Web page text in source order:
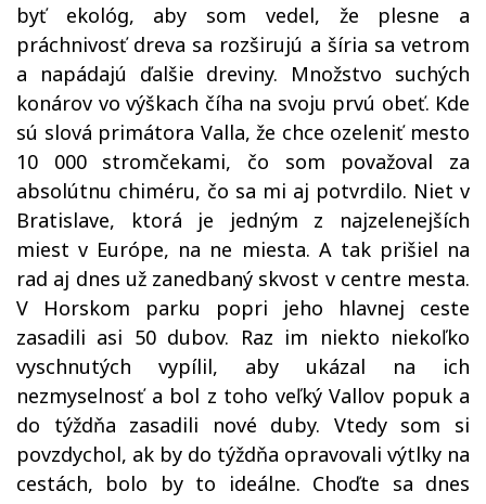
byť ekológ, aby som vedel, že plesne a
práchnivosť dreva sa rozširujú a šíria sa vetrom
a napádajú ďalšie dreviny. Množstvo suchých
konárov vo výškach číha na svoju prvú obeť. Kde
sú slová primátora Valla, že chce ozeleniť mesto
10 000 stromčekami, čo som považoval za
absolútnu chiméru, čo sa mi aj potvrdilo. Niet v
Bratislave, ktorá je jedným z najzelenejších
miest v Európe, na ne miesta. A tak prišiel na
rad aj dnes už zanedbaný skvost v centre mesta.
V Horskom parku popri jeho hlavnej ceste
zasadili asi 50 dubov. Raz im niekto niekoľko
vyschnutých vypílil, aby ukázal na ich
nezmyselnosť a bol z toho veľký Vallov popuk a
do týždňa zasadili nové duby. Vtedy som si
povzdychol, ak by do týždňa opravovali výtlky na
cestách, bolo by to ideálne. Choďte sa dnes